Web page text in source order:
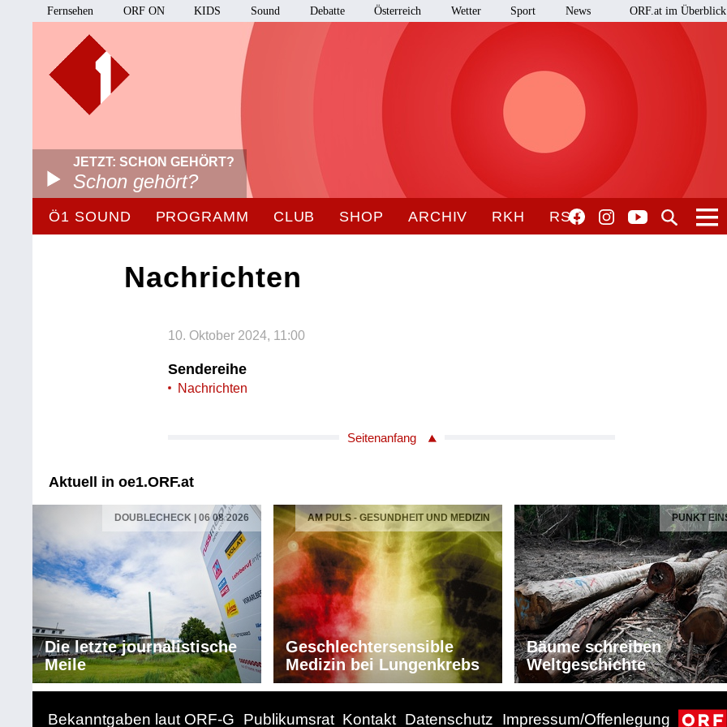
Fernsehen ORF ON KIDS Sound Debatte Österreich Wetter Sport News ORF.at im Überblick
JETZT: SCHON GEHÖRT?
Schon gehört?
Ö1 SOUND PROGRAMM CLUB SHOP ARCHIV RKH RSO
Nachrichten
10. Oktober 2024, 11:00
Sendereihe
Nachrichten
Seitenanfang
Aktuell in oe1.ORF.at
DOUBLECHECK | 06 08 2026
Die letzte journalistische
Meile
AM PULS - GESUNDHEIT UND MEDIZIN
Geschlechtersensible
Medizin bei Lungenkrebs
PUNKT
Bäume schreiben
Weltgeschichte
Bekanntgaben laut ORF-G Publikumsrat Kontakt Datenschutz Impressum/Offenlegung